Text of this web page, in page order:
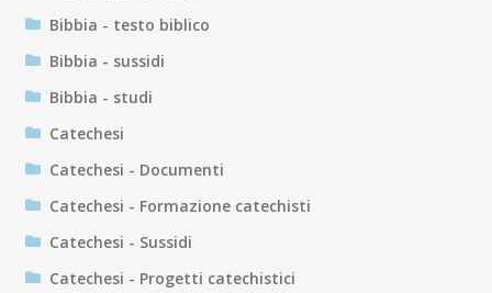
Bibbia - testo biblico
Bibbia - sussidi
Bibbia - studi
Catechesi
Catechesi - Documenti
Catechesi - Formazione catechisti
Catechesi - Sussidi
Catechesi - Progetti catechistici